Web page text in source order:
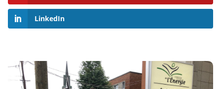
LinkedIn